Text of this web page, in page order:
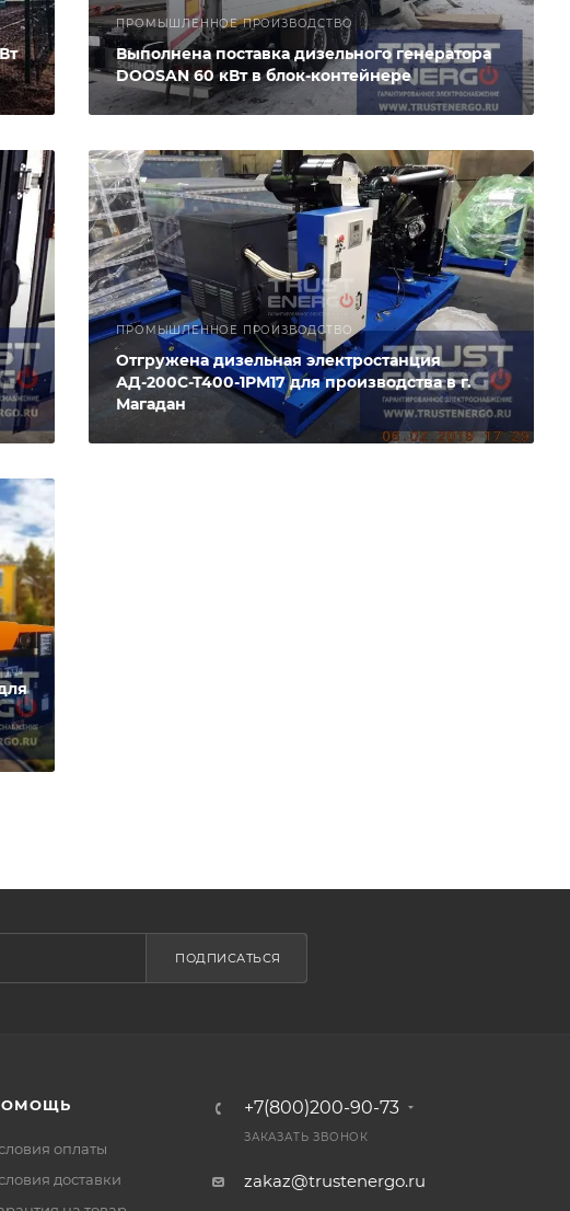
ПРОМЫШЛЕННОЕ ПРОИЗВОДСТВО
Выполнена поставка дизельного генератора
DOOSAN 60 кВт в блок-контейнере
ПРОМЫШЛЕННОЕ ПРОИЗВОДСТВО
Отгружена дизельная электростанция
АД-200С-Т400-1РМ17 для производства в г.
Магадан
ПОДПИСАТЬСЯ
оплаты
доставки
+7(800)200-90-73
ЗАКАЗАТЬ ЗВОНОК
zakaz@trustenergo.ru